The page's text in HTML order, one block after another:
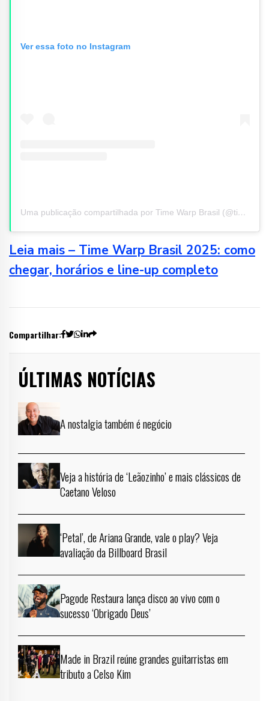
Ver essa foto no Instagram
Uma publicação compartilhada por Time Warp Brasil (@time_warp_brasil)
Leia mais – Time Warp Brasil 2025: como
chegar, horários e line-up completo
Compartilhar:
ÚLTIMAS NOTÍCIAS
A nostalgia também é negócio
Veja a história de ‘Leãozinho’ e mais clássicos de
Caetano Veloso
‘Petal’, de Ariana Grande, vale o play? Veja
avaliação da Billboard Brasil
Pagode Restaura lança disco ao vivo com o
sucesso ‘Obrigado Deus’
Made in Brazil reúne grandes guitarristas em
tributo a Celso Kim